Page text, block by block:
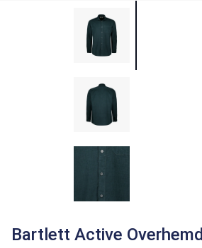
Bartlett Active Overhemd